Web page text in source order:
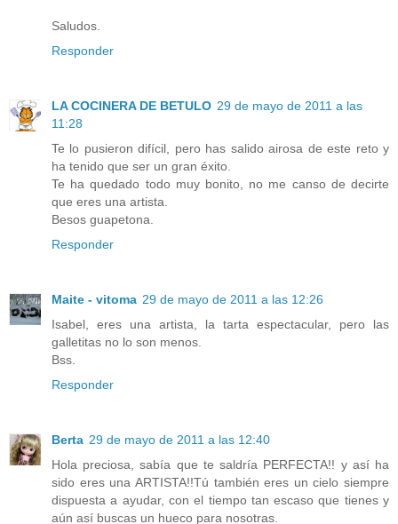
Saludos.
Responder
LA COCINERA DE BETULO 29 de mayo de 2011 a las
11:28
Te lo pusieron difícil, pero has salido airosa de este reto y
ha tenido que ser un gran éxito.
Te ha quedado todo muy bonito, no me canso de decirte
que eres una artista.
Besos guapetona.
Responder
Maite - vitoma 29 de mayo de 2011 a las 12:26
Isabel, eres una artista, la tarta espectacular, pero las
galletitas no lo son menos.
Bss.
Responder
Berta 29 de mayo de 2011 a las 12:40
Hola preciosa, sabía que te saldría PERFECTA!! y así ha
sido eres una ARTISTA!!Tú también eres un cielo siempre
dispuesta a ayudar, con el tiempo tan escaso que tienes y
aún así buscas un hueco para nosotras.